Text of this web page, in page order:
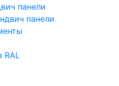
панели
панели
RAL